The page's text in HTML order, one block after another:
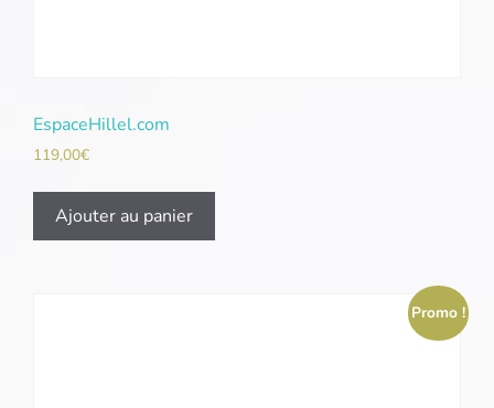
EspaceHillel.com
119,00€
Ajouter au panier
Promo !